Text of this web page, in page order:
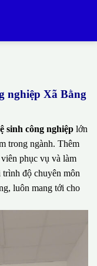
nghiệp Xã Bằng
sinh công nghiệp lớn
trong ngành. Thêm
phục vụ và làm
độ chuyên môn
luôn mang tới cho